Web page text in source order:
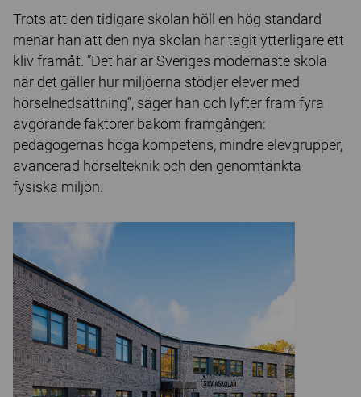
Trots att den tidigare skolan höll en hög standard
menar han att den nya skolan har tagit ytterligare ett
kliv framåt. ”Det här är Sveriges modernaste skola
när det gäller hur miljöerna stödjer elever med
hörselnedsättning”, säger han och lyfter fram fyra
avgörande faktorer bakom framgången:
pedagogernas höga kompetens, mindre elevgrupper,
avancerad hörselteknik och den genomtänkta
fysiska miljön.